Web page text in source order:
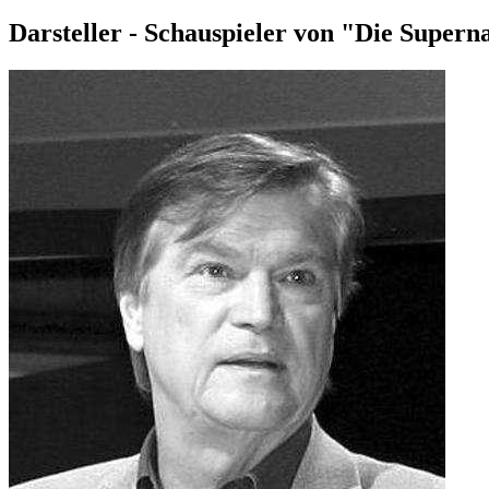
Darsteller - Schauspieler von "Die